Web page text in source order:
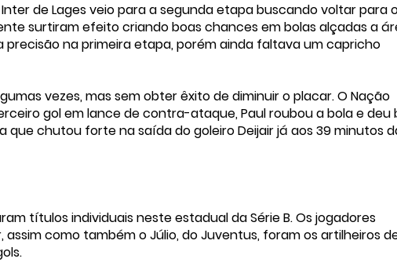
de Lages veio para a segunda etapa buscando voltar para
surtiram efeito criando boas chances em bolas alçadas a
na primeira etapa, porém ainda faltava um capricho
vezes, mas sem obter êxito de diminuir o placar. O Nação
gol em lance de contra-ataque, Paul roubou a bola e deu
que chutou forte na saída do goleiro Deijair já aos 39 minutos
títulos individuais neste estadual da Série B. Os jogadores
assim como também o Júlio, do Juventus, foram os artilheiros